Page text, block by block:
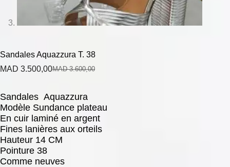
Sandales Aquazzura T. 38
MAD3.600,00
MAD 3.500,00
Sandales Aquazzura
Modèle Sundance plateau
En cuir laminé en argent
Fines lanières aux orteils
Hauteur 14 CM
Pointure 38
Comme neuves